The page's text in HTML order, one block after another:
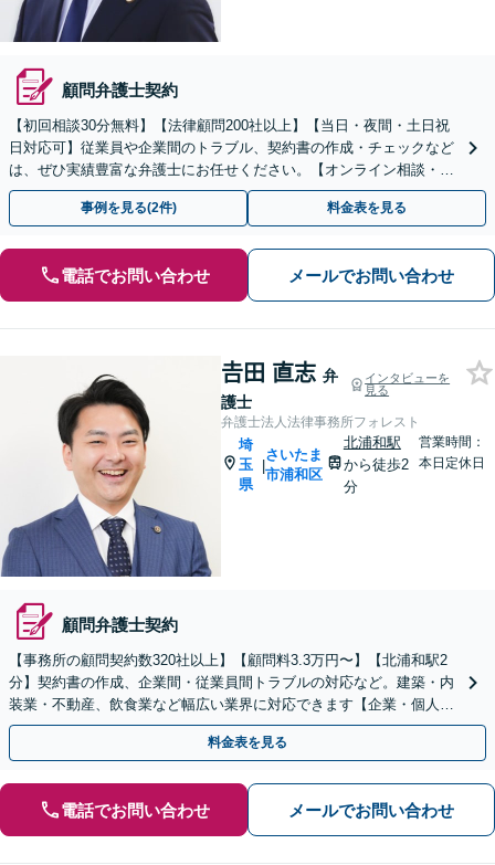
顧問弁護士契約
【初回相談30分無料】【法律顧問200社以上】【当日・夜間・土日祝
日対応可】従業員や企業間のトラブル、契約書の作成・チェックなど
は、ぜひ実績豊富な弁護士にお任せください。【オンライン相談・電
子契約に対応】
事例を見る(2件) 料金表を見る
電話でお問い合わせ メールでお問い合わせ
𠮷田 直志 弁
護士
インタビューを
見る
弁護士法人法律事務所フォレスト
埼
玉
県
|
さいたま
市浦和区
北浦和駅
から徒歩2
分
営業時間：
本日定休日
顧問弁護士契約
【事務所の顧問契約数320社以上】【顧問料3.3万円〜】【北浦和駅2
分】契約書の作成、企業間・従業員間トラブルの対応など。建築・内
装業・不動産、飲食業など幅広い業界に対応できます【企業・個人事
業主の方初回面談無料】
料金表を見る
電話でお問い合わせ メールでお問い合わせ